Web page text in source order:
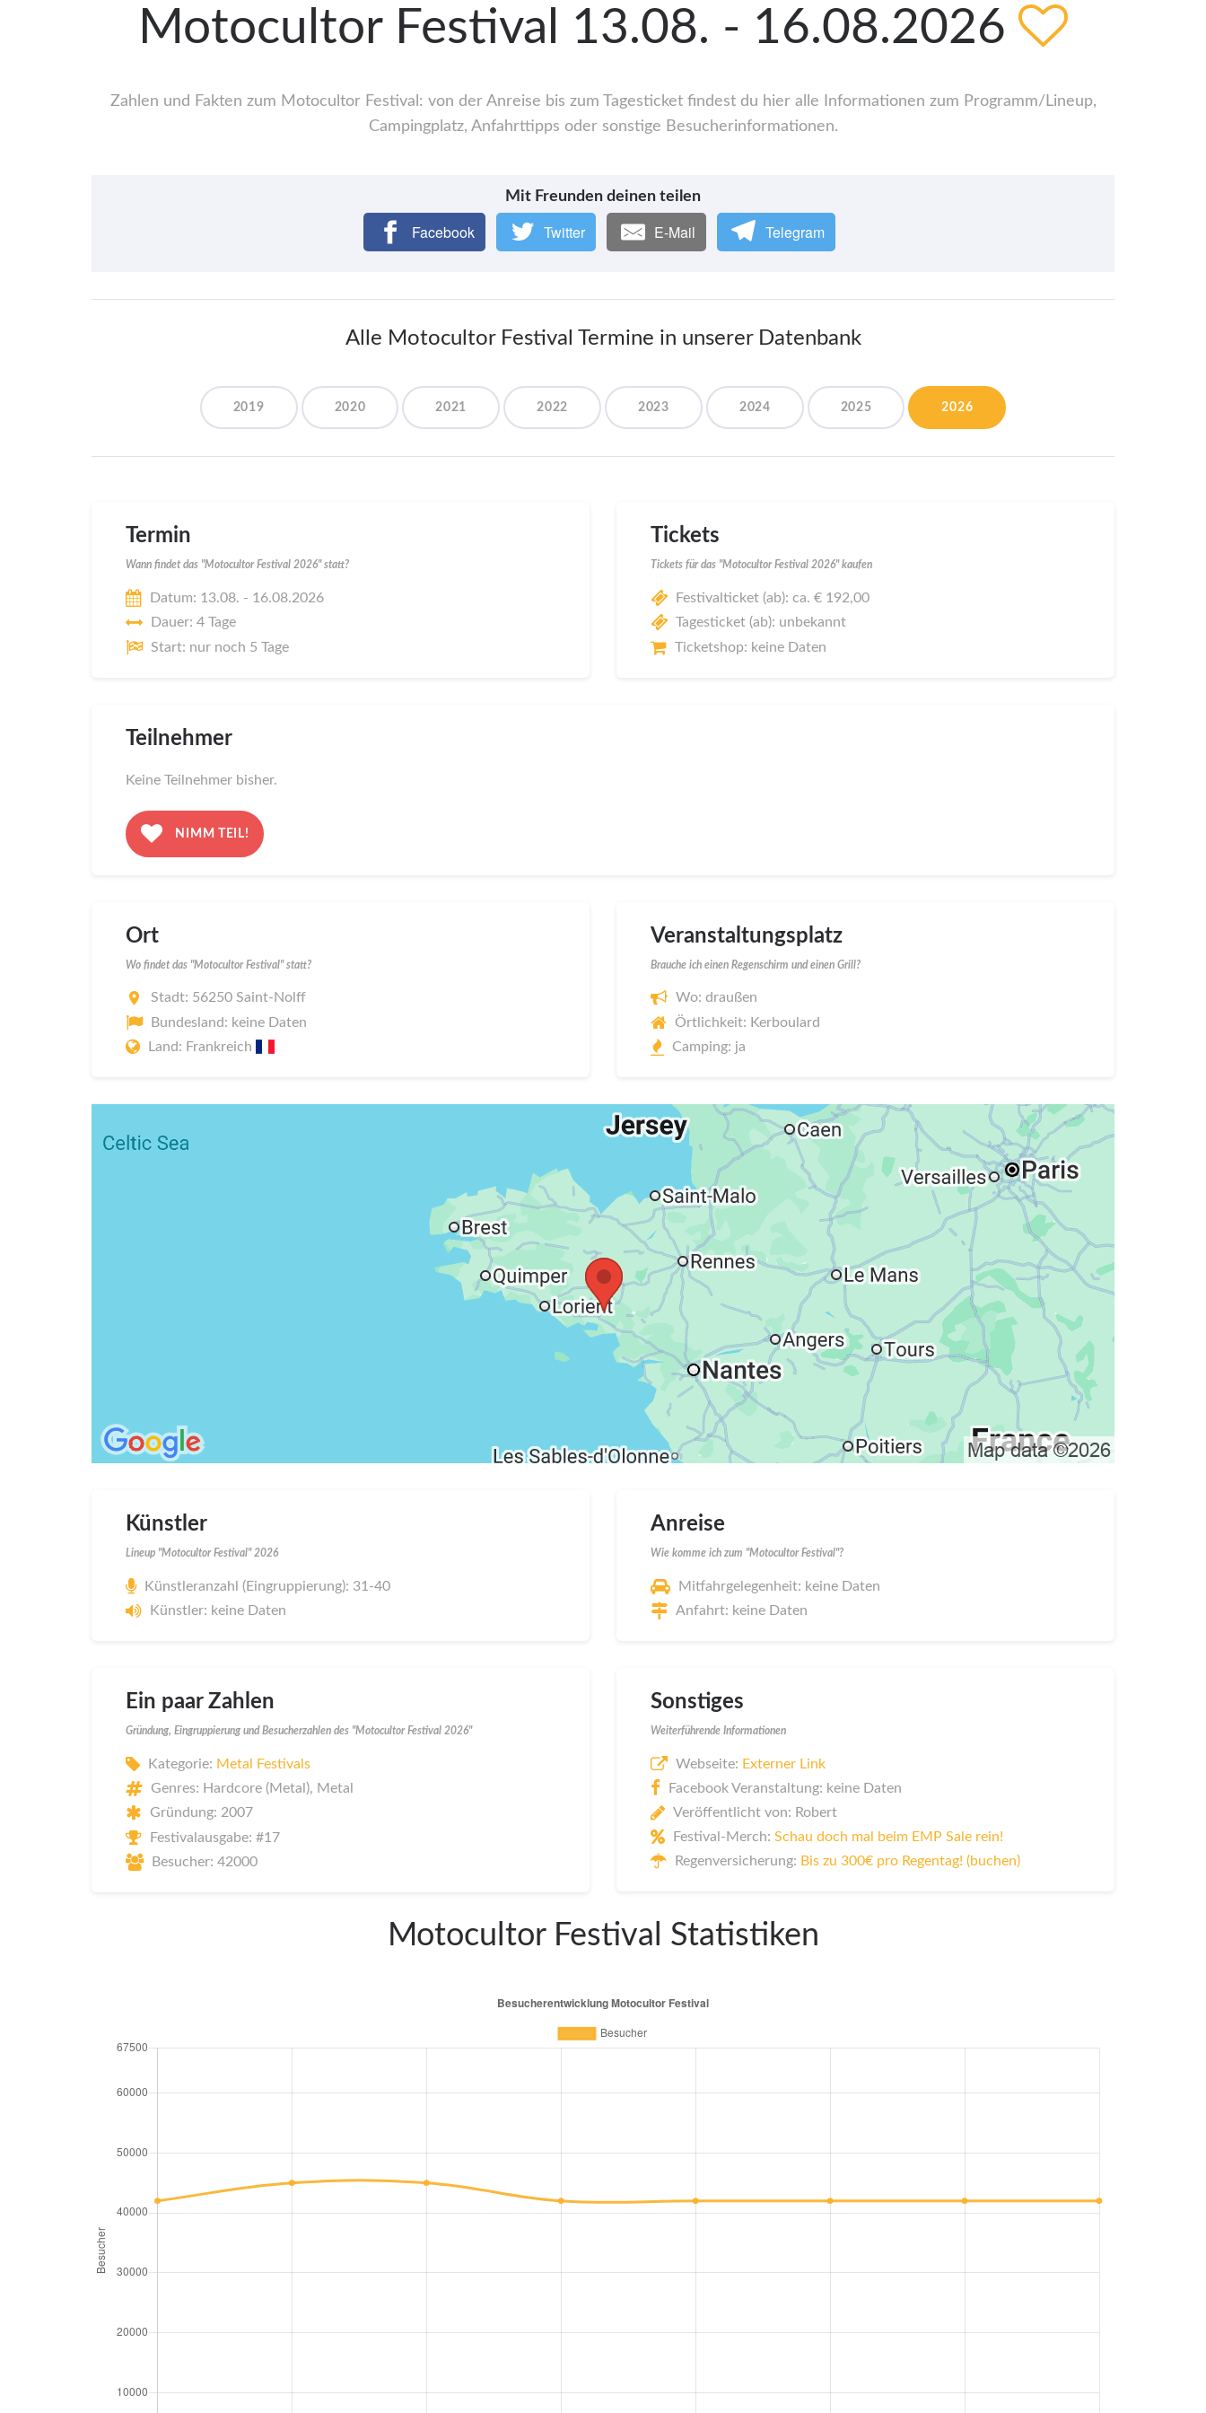
Motocultor Festival 13.08. - 16.08.2026
Zahlen und Fakten zum Motocultor Festival: von der Anreise bis zum Tagesticket findest du hier alle Informationen zum Programm/Lineup,
Campingplatz, Anfahrttipps oder sonstige Besucherinformationen.
Mit Freunden deinen teilen
Facebook Twitter E-Mail Telegram
Alle Motocultor Festival Termine in unserer Datenbank
2019 2020 2021 2022 2023 2024 2025 2026
Termin
Wann findet das "Motocultor Festival 2026" statt?
Datum: 13.08. - 16.08.2026
Dauer: 4 Tage
Start: nur noch 5 Tage
Tickets
Tickets für das "Motocultor Festival 2026" kaufen
Festivalticket (ab): ca. € 192,00
Tagesticket (ab): unbekannt
Ticketshop: keine Daten
Teilnehmer
Keine Teilnehmer bisher.
NIMM TEIL!
Ort
Wo findet das "Motocultor Festival" statt?
Stadt: 56250 Saint-Nolff
Bundesland: keine Daten
Land: Frankreich
Veranstaltungsplatz
Brauche ich einen Regenschirm und einen Grill?
Wo: draußen
Örtlichkeit: Kerboulard
Camping: ja
Künstler
Lineup "Motocultor Festival" 2026
Künstleranzahl (Eingruppierung): 31-40
Künstler: keine Daten
Anreise
Wie komme ich zum "Motocultor Festival"?
Mitfahrgelegenheit: keine Daten
Anfahrt: keine Daten
Ein paar Zahlen
Gründung, Eingruppierung und Besucherzahlen des "Motocultor Festival 2026"
Kategorie: Metal Festivals
Genres: Hardcore (Metal), Metal
Gründung: 2007
Festivalausgabe: #17
Besucher: 42000
Sonstiges
Weiterführende Informationen
Webseite: Externer Link
Facebook Veranstaltung: keine Daten
Veröffentlicht von: Robert
Festival-Merch: Schau doch mal beim EMP Sale rein!
Regenversicherung: Bis zu 300€ pro Regentag! (buchen)
Motocultor Festival Statistiken